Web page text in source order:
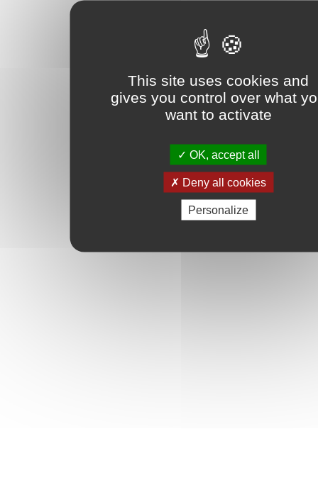
This site uses cookies and
gives you control over what
want to activate
OK, accept all
Deny all cookies
Personalize